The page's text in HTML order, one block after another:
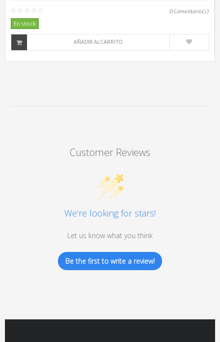
0Comentario(s)
En stock
AÑADIR AL CARRITO
Customer Reviews
We’re looking for stars!
Let us know what you think
Be the first to write a review!